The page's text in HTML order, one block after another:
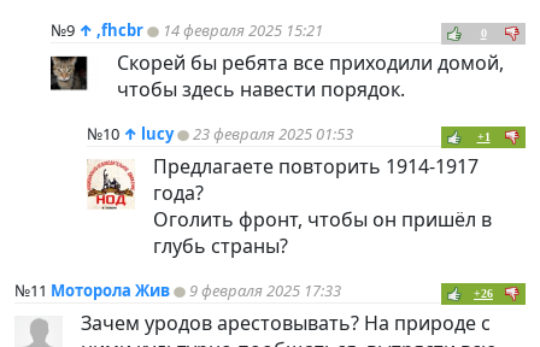
№9 ↑ ,fhcbr 14 февраля 2025 15:21 0
Скорей бы ребята все приходили домой,
чтобы здесь навести порядок.
№10 ↑ lucy 23 февраля 2025 01:53 +1
Предлагаете повторить 1914-1917
года?
Оголить фронт, чтобы он пришёл в
глубь страны?
№11 Моторола Жив 9 февраля 2025 17:33 +26
Зачем уродов арестовывать? На природе с